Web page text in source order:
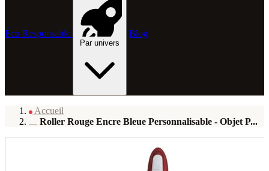
Éco Responsable
Par univers
Blog
Accueil
Roller Rouge Encre Bleue Personnalisable - Objet P...